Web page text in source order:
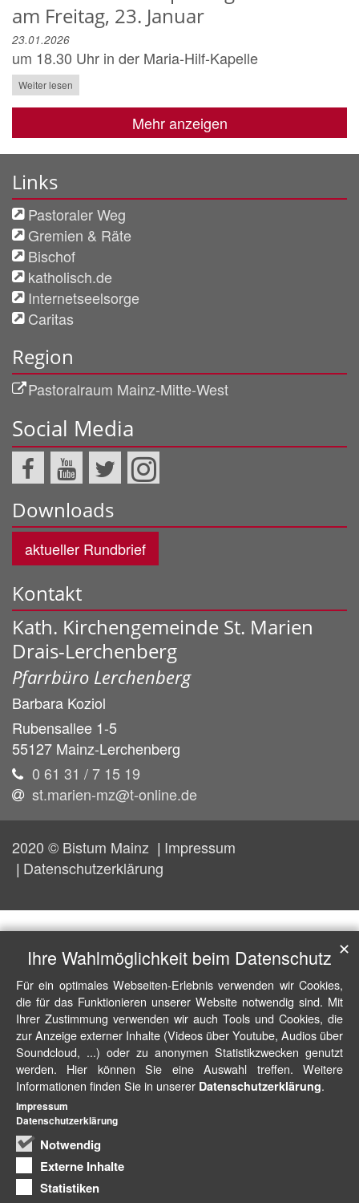
am Freitag, 23. Januar
23.01.2026
um 18.30 Uhr in der Maria-Hilf-Kapelle
Weiter lesen
Mehr anzeigen
Links
Pastoraler Weg
Gremien & Räte
Bischof
katholisch.de
Internetseelsorge
Caritas
Region
Pastoralraum Mainz-Mitte-West
Social Media
Downloads
aktueller Rundbrief
Kontakt
Kath. Kirchengemeinde St. Marien
Drais-Lerchenberg
Pfarrbüro Lerchenberg
Barbara Koziol
Rubensallee 1-5
55127 Mainz-Lerchenberg
0 61 31 / 7 15 19
st.marien-mz@t-online.de
2020 © Bistum Mainz
Impressum
Datenschutzerklärung
Ihre Wahlmöglichkeit beim Datenschutz
Für ein optimales Webseiten-Erlebnis verwenden wir Cookies,
die für das Funktionieren unserer Website notwendig sind. Mit
Ihrer Zustimmung verwenden wir auch Tools und Cookies, die
zur Anzeige externer Inhalte (Videos über Youtube, Audios über
Soundcloud, ...) oder zu anonymen Statistikzwecken genutzt
werden. Hier können Sie eine Auswahl treffen. Weitere
Informationen finden Sie in unserer Datenschutzerklärung.
Notwendig
Externe Inhalte
Statistiken
✕
Impressum
Datenschutzerklärung